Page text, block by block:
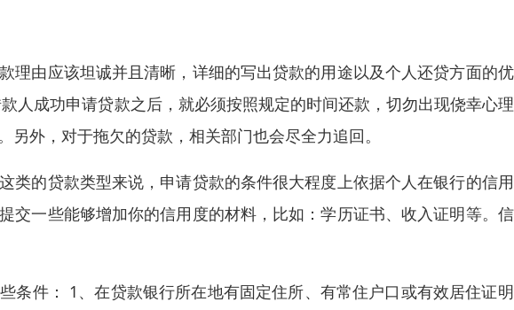
理由应该坦诚并且清晰，详细的写出贷款的用途以及个人还贷方面的
人成功申请贷款之后，就必须按照规定的时间还款，切勿出现侥幸心
外，对于拖欠的贷款，相关部门也会尽全力追回。
类的贷款类型来说，申请贷款的条件很大程度上依据个人在银行的信
交一些能够增加你的信用度的材料，比如：学历证书、收入证明等。
条件： 1、在贷款银行所在地有固定住所、有常住户口或有效居住证